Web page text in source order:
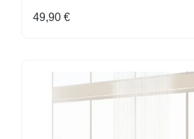
Regulärer Preis:
49,90 €